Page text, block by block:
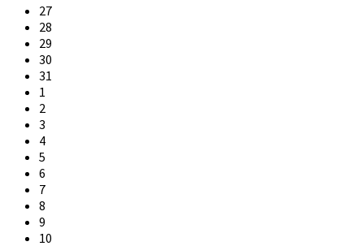
Skip
calendar
days
27
28
29
30
31
1
2
3
4
5
6
7
8
9
10